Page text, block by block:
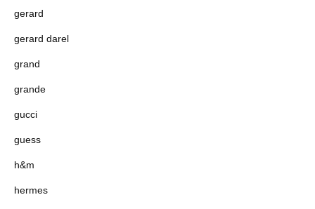
gerard
gerard darel
grand
grande
gucci
guess
h&m
hermes